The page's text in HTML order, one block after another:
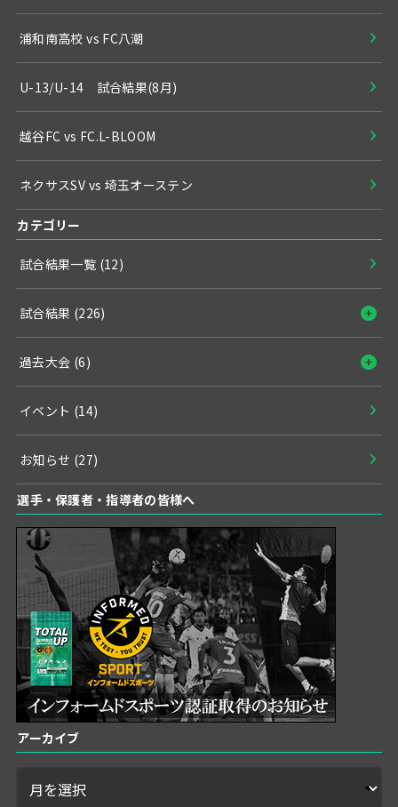
浦和南高校 vs FC八潮
U-13/U-14 試合結果(8月)
越谷FC vs FC.L-BLOOM
ネクサスSV vs 埼玉オーステン
カテゴリー
試合結果一覧 (12)
試合結果 (226)
過去大会 (6)
イベント (14)
お知らせ (27)
選手・保護者・指導者の皆様へ
アーカイブ